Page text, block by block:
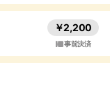
￥2,200
事前決済